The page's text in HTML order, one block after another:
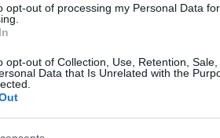
opt-out of processing my Personal Data
opt-out of Collection, Use, Retention,
Data that Is Unrelated with the
2020
gran noticia para la actualización del
mejorar el promedio para el cuatro
y tres por ciento en la carretera por…
nuevo Seat León